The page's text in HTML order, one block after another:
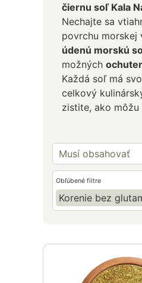
čiernu soľ Kala
Nechajte sa
povrchu morskej
údenú morskú
možných
Každá soľ má
celkový
zistite, ako
Musí obsahovať
Obľúbené filtre
Korenie bez